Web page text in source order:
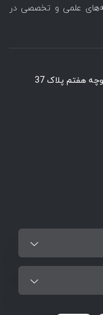
علمی و تخصصی در
یوسف آباد خیابان اسد آبادی جنب کوچه هفتم پلاک 37